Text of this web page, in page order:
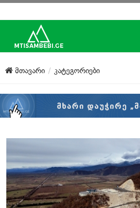
საიტის
მთავარი
ქართული საქმე
კონტაქტი
მთავარი კატეგორიები